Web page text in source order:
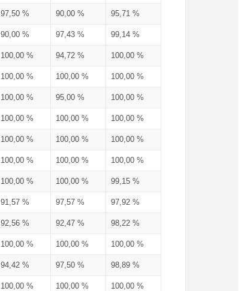
97,50 % 90,00 % 95,71 %
90,00 % 97,43 % 99,14 %
100,00 % 94,72 % 100,00 %
100,00 % 100,00 % 100,00 %
100,00 % 95,00 % 100,00 %
100,00 % 100,00 % 100,00 %
100,00 % 100,00 % 100,00 %
100,00 % 100,00 % 100,00 %
100,00 % 100,00 % 99,15 %
91,57 % 97,57 % 97,92 %
92,56 % 92,47 % 98,22 %
100,00 % 100,00 % 100,00 %
94,42 % 97,50 % 98,89 %
100,00 % 100,00 % 100,00 %